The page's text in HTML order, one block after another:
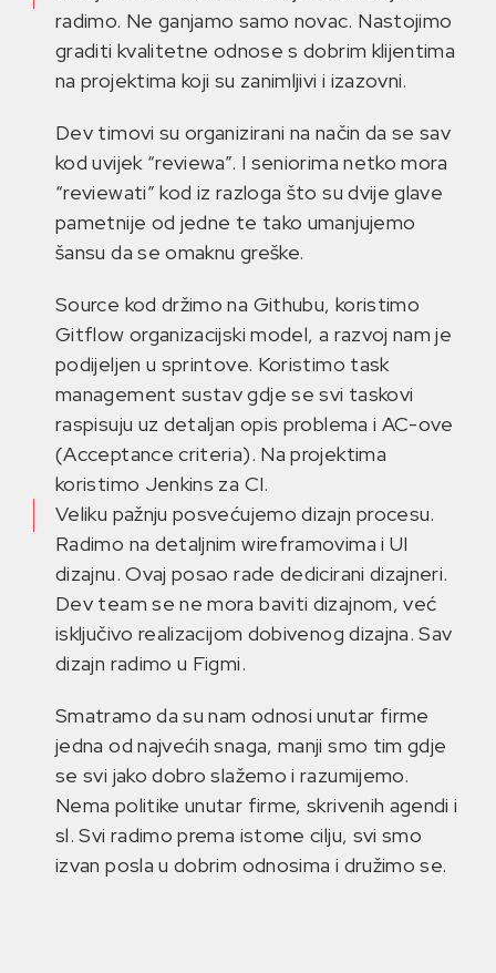
radimo. Ne ganjamo samo novac. Nastojimo
graditi kvalitetne odnose s dobrim klijentima
na projektima koji su zanimljivi i izazovni.
Dev timovi su organizirani na način da se sav
kod uvijek “reviewa”. I seniorima netko mora
“reviewati” kod iz razloga što su dvije glave
pametnije od jedne te tako umanjujemo
šansu da se omaknu greške.
Source kod držimo na Githubu, koristimo
Gitflow organizacijski model, a razvoj nam je
podijeljen u sprintove. Koristimo task
management sustav gdje se svi taskovi
raspisuju uz detaljan opis problema i AC-ove
(Acceptance criteria). Na projektima
koristimo Jenkins za CI.
Veliku pažnju posvećujemo dizajn procesu.
Radimo na detaljnim wireframovima i UI
dizajnu. Ovaj posao rade dedicirani dizajneri.
Dev team se ne mora baviti dizajnom, već
isključivo realizacijom dobivenog dizajna. Sav
dizajn radimo u Figmi.
Smatramo da su nam odnosi unutar firme
jedna od najvećih snaga, manji smo tim gdje
se svi jako dobro slažemo i razumijemo.
Nema politike unutar firme, skrivenih agendi i
sl. Svi radimo prema istome cilju, svi smo
izvan posla u dobrim odnosima i družimo se.